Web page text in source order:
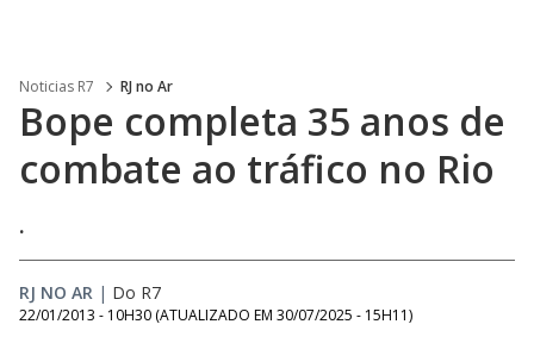
Noticias R7 RJ no Ar
Bope completa 35 anos de
combate ao tráfico no Rio
.
RJ NO AR | Do R7
22/01/2013 - 10H30 (ATUALIZADO EM 30/07/2025 - 15H11)